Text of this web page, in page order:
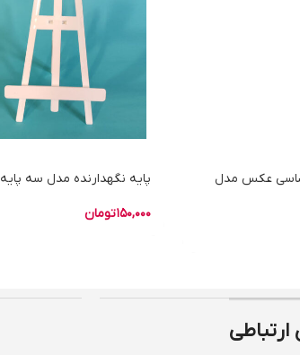
شاسی عکس مدل
پایه نگهدارنده مدل سه پایه
150,000تومان
ارتباطی